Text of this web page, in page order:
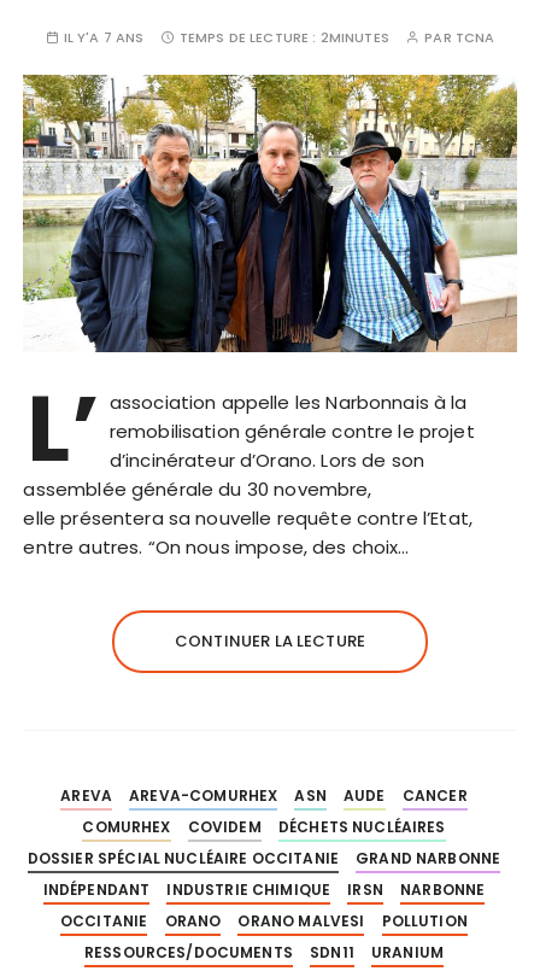
IL Y'A 7 ANS TEMPS DE LECTURE : 2MINUTES PAR TCNA
L’ association appelle les Narbonnais à la
remobilisation générale contre le projet
d’incinérateur d’Orano. Lors de son
assemblée générale du 30 novembre,
elle présentera sa nouvelle requête contre l’Etat,
entre autres. “On nous impose, des choix…
CONTINUER LA LECTURE
AREVA AREVA-COMURHEX ASN AUDE
CANCER
COMURHEX
COVIDEM
DÉCHETS NUCLÉAIRES
DOSSIER SPÉCIAL NUCLÉAIRE OCCITANIE
GRAND NARBONNE
INDÉPENDANT
INDUSTRIE CHIMIQUE IRSN
NARBONNE
OCCITANIE
ORANO ORANO MALVESI
POLLUTION
RESSOURCES/DOCUMENTS
SDN11
URANIUM